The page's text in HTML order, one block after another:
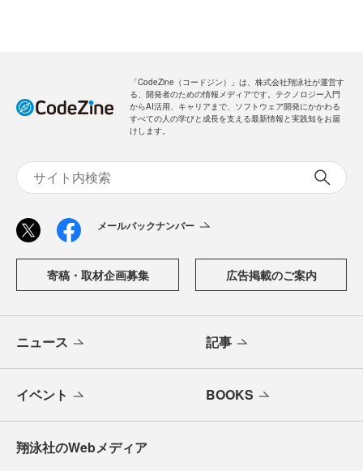
「CodeZine（コードジン）」は、株式会社翔泳社が運営す
る、開発者のための情報メディアです。テクノロジー入門
からAI活用、キャリアまで、ソフトウェア開発にかかわる
すべての人の学びと成長を支える最新情報と実践知をお届
けします。
メールバックナンバー
寄稿・取材企画募集 広告掲載のご案内
ニュース 記事
イベント BOOKS
翔泳社のWebメディア